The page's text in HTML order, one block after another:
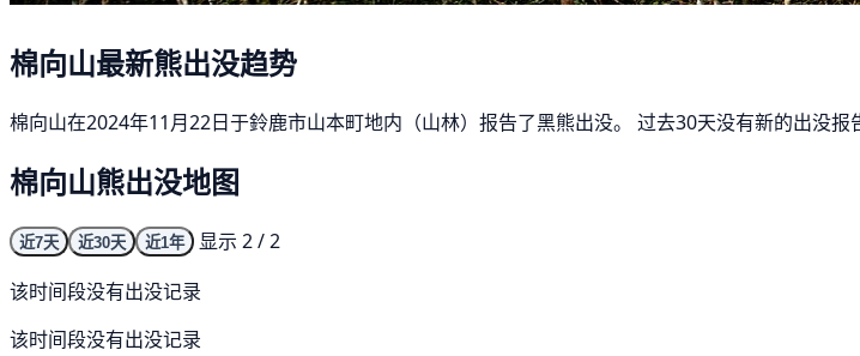
棉向山最新熊出没趋势
棉向山在2024年11月22日于鈴鹿市山本町地内（山林）报告了黑熊出没。 过去30天没有新的出没报
棉向山熊出没地图
近7天 近30天 近1年
显示 2 / 2
该时间段没有出没记录
该时间段没有出没记录